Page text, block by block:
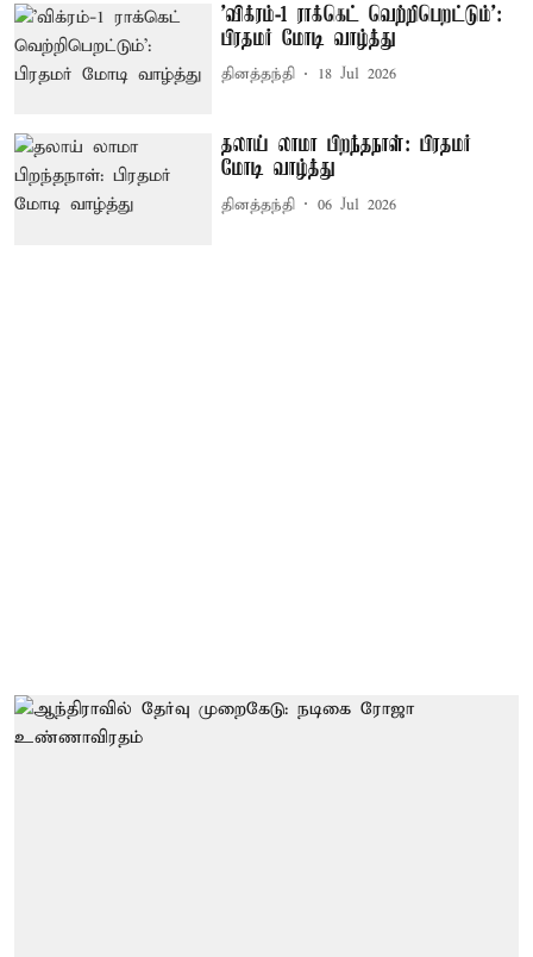
’விக்ரம்-1 ராக்கெட் வெற்றிபெறட்டும்':
பிரதமர் மோடி வாழ்த்து
தினத்தந்தி 18 Jul 2026
தலாய் லாமா பிறந்தநாள்: பிரதமர்
மோடி வாழ்த்து
தினத்தந்தி 06 Jul 2026